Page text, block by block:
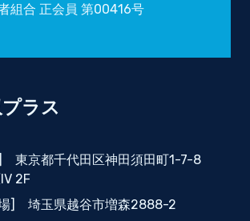
組合 正会員 第00416号
ラス
東京都千代田区神田須田町1-7-8
2F
] 埼玉県越谷市増森2888-2